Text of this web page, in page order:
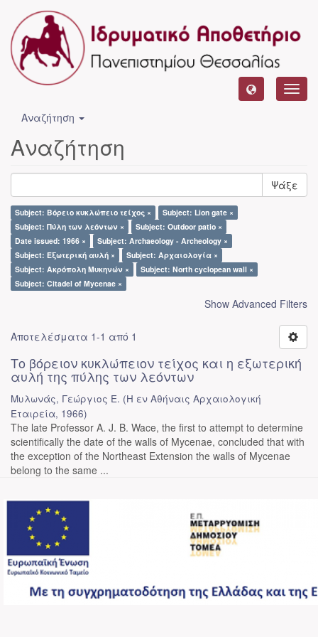
Αναζήτηση
Αναζήτηση
Ψάξε
Subject: Βόρειο κυκλώπειο τείχος ×
Subject: Lion gate ×
Subject: Πύλη των λεόντων ×
Subject: Outdoor patio ×
Date issued: 1966 ×
Subject: Archaeology - Archeology ×
Subject: Εξωτερική αυλή ×
Subject: Αρχαιολογία ×
Subject: Ακρόπολη Μυκηνών ×
Subject: North cyclopean wall ×
Subject: Citadel of Mycenae ×
Show Advanced Filters
Αποτελέσματα 1-1 από 1
Το βόρειον κυκλώπειον τείχος και η εξωτερική
αυλή της πύλης των λεόντων
Μυλωνάς, Γεώργιος Ε. (Η εν Αθήναις Αρχαιολογική
Εταιρεία, 1966)
The late Professor A. J. B. Wace, the first to attempt to determine
scientifically the date of the walls of Mycenae, concluded that with
the exception of the Northeast Extension the walls of Mycenae
belong to the same ...